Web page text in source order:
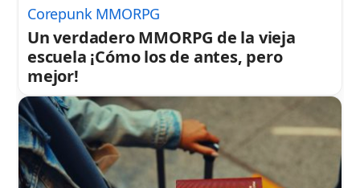
Corepunk MMORPG
Un verdadero MMORPG de la vieja
escuela ¡Cómo los de antes, pero
mejor!